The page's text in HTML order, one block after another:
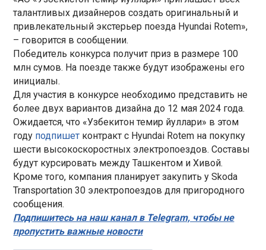
талантливых дизайнеров создать оригинальный и
привлекательный экстерьер поезда Hyundai Rotem»,
– говорится в сообщении.
Победитель конкурса получит приз в размере 100
млн сумов. На поезде также будут изображены его
инициалы.
Для участия в конкурсе необходимо представить не
более двух вариантов дизайна до 12 мая 2024 года.
Ожидается, что «Узбекитон темир йуллари» в этом
году подпишет контракт с Hyundai Rotem на покупку
шести высокоскоростных электропоездов. Составы
будут курсировать между Ташкентом и Хивой.
Кроме того, компания планирует закупить у Skoda
Transportation 30 электропоездов для пригородного
сообщения.
Подпишитесь на наш канал в Telegram, чтобы не
пропустить важные новости